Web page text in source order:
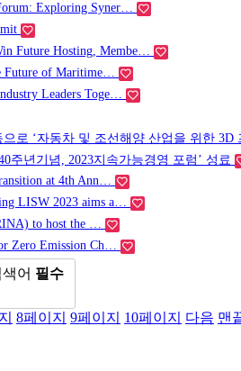
Exploring Syner…
Future Hosting, Membe…
Future of Maritime…
Leaders Toge…
로 ‘자동차 및 조선해양 산업을 위한
주년기념, 2023지속가능경영 포럼’ 성료
at 4th Ann…
LISW 2023 aims a…
to host the …
Zero Emission Ch…
어 필수
8페이지 9페이지 10페이지 다음 맨